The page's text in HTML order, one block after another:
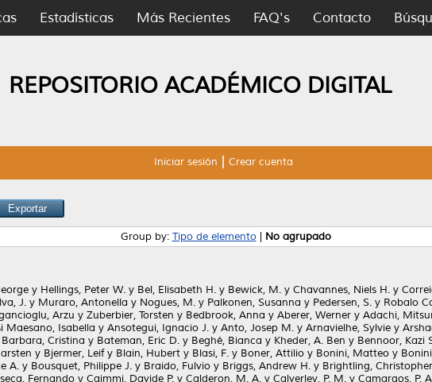
Estadísticas Más Recientes FAQ's Contacto
REPOSITORIO ACADÉMICO DIGITAL
Iniciar sesión Crear cuenta
Group by: Tipo de elemento| No agrupado
y Hellings, Peter W. y Bel, Elisabeth H. y Bewick, M. y Chavannes, Niels H. y
J. y Muraro, Antonella y Nogues, M. y Palkonen, Susanna y Pedersen, S. y Robalo
Arzu y Zuberbier, Torsten y Bedbrook, Anna y Aberer, Werner y Adachi,
Maesano, Isabella y Ansotegui, Ignacio J. y Anto, Josep M. y Arnavielhe, Sylvie y
Barbara, Cristina y Bateman, Eric D. y Beghé, Bianca y Kheder, A. Ben y Bennoor, Kazi
y Bjermer, Leify Blain, Hubert y Blasi, F. y Boner, Attilio y Bonini, Matteo y
A. y Bousquet, Philippe J. y Braido, Fulvio y Briggs, Andrew H. y Brightling,
Fernando y Caimmi, Davide P. y Calderon, M. A. y Calverley, P. M. y Camargos, P.